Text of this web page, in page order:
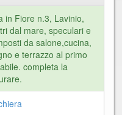
in Fiore n.3, Lavinio,
dal mare, speculari e
da salone,cucina,
e terrazzo al primo
completa la